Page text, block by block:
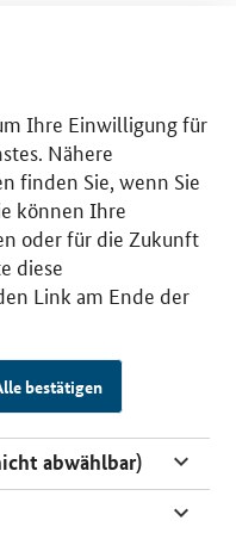
Ihre Einwilligung für
Nähere
finden Sie, wenn Sie
können Ihre
oder für die Zukunft
diese
Link am Ende der
bestätigen
abwählbar)
abwählbar)